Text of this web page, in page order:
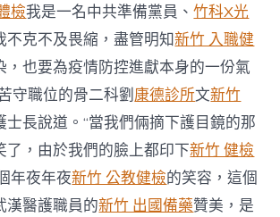
檢我是一名中共準備黨員、竹科X光
不克不及畏縮，盡管明知新竹 入職健
，也要為疫情防控進獻本身的一份氣
守職位的骨二科劉康德診所文新竹
士長說道。“當我們倆摘下護目鏡的那
了，由於我們的臉上都印下新竹 健檢
年夜年夜新竹 公教健檢的笑容，這個
漢醫護職員的新竹 出國備藥贊美，是